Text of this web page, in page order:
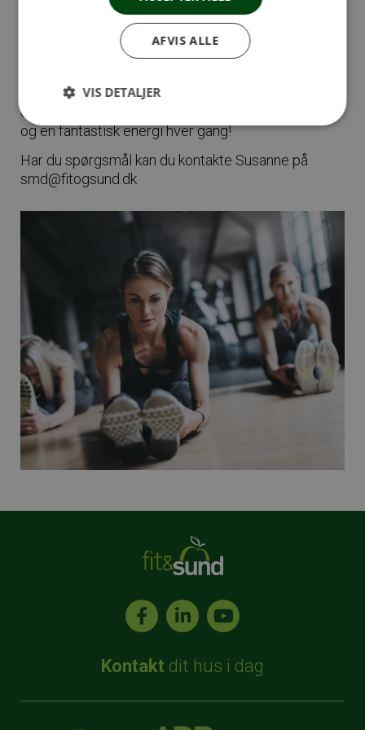
Fællesskab & Motivation:Træn med det samme
hold hver gang i 6 uger og opbyg et støttende
lærer hinanden at kende, støtter hinanden og sikrer
en positiv forpligtelse. Forvent masser af high fives
og en fantastisk energi hver gang!
Har du spørgsmål kan du kontakte Susanne på
smd@fitogsund.dk
Kontakt dit hus i dag
AFVIS ALLE
VIS DETALJER